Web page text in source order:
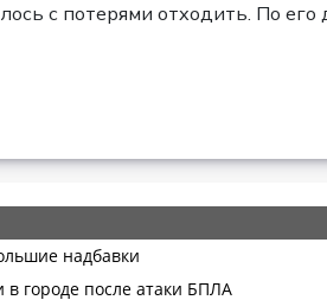
с потерями отходить. По